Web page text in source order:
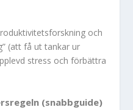
och
(att få ut tankar ur
stress och förbättra
(snabbguide)